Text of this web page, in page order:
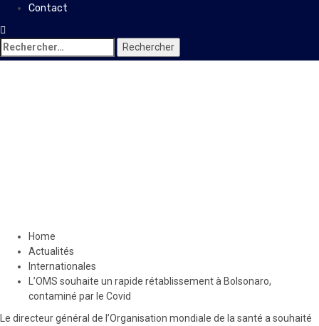
Contact
Rechercher :
Home
Actualités
Internationales
L’OMS souhaite un rapide rétablissement à Bolsonaro,
contaminé par le Covid
Le directeur général de l’Organisation mondiale de la santé a souhaité